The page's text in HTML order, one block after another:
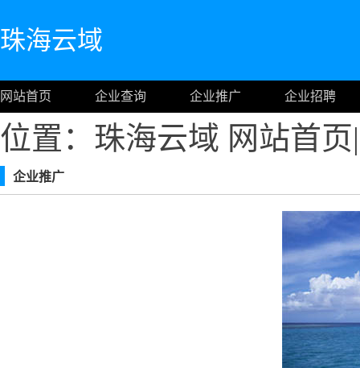
珠海云域
网站首页 企业查询 企业推广 企业招聘
位置：珠海云域 网站首页|
企业推广